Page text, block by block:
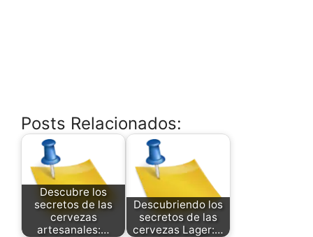
Posts Relacionados:
Descubre los
secretos de las
cervezas
artesanales:…
Descubriendo los
secretos de las
cervezas Lager:…